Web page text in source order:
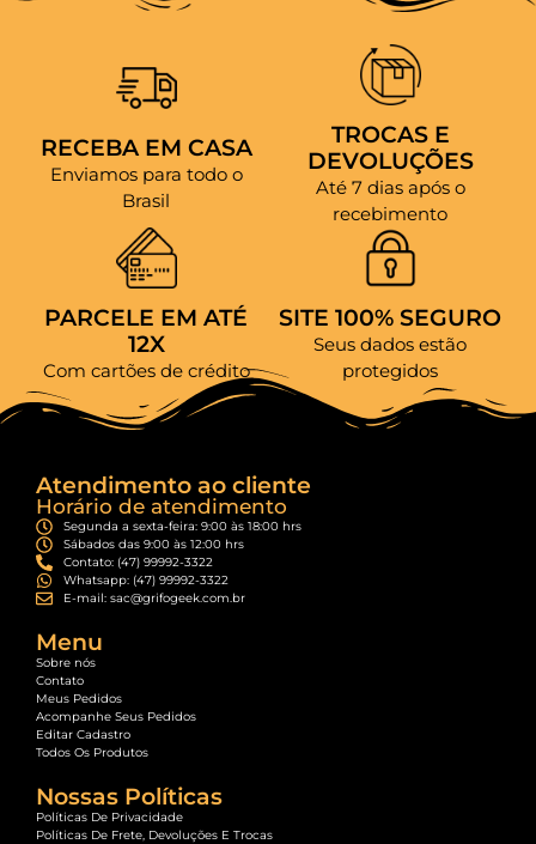
RECEBA EM CASA
Enviamos para todo o
Brasil
TROCAS E
DEVOLUÇÕES
Até 7 dias após o
recebimento
PARCELE EM ATÉ
12X
Com cartões de crédito
SITE 100% SEGURO
Seus dados estão
protegidos
Atendimento ao cliente
Horário de atendimento
Segunda a sexta-feira: 9:00 às 18:00 hrs
Sábados das 9:00 às 12:00 hrs
Contato: (47) 99992-3322
Whatsapp: (47) 99992-3322
E-mail: sac@grifogeek.com.br
Menu
Sobre nós
Contato
Meus Pedidos
Acompanhe Seus Pedidos
Editar Cadastro
Todos Os Produtos
Nossas Políticas
Políticas De Privacidade
Políticas De Frete, Devoluções E Trocas